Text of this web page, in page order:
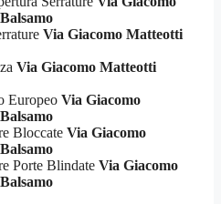
Via Giacomo Matteotti
Via Giacomo Matteotti
Europeo Via Giacomo
Bloccate Via Giacomo
Porte Blindate Via Giacomo